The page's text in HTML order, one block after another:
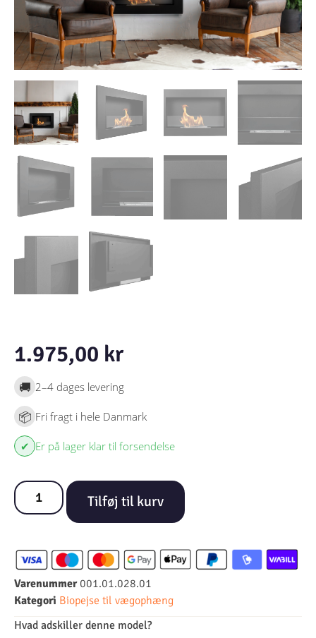
1.975,00 kr
🚚 2–4 dages levering
📦 Fri fragt i hele Danmark
✔ Er på lager klar til forsendelse
Tilføj til kurv
Varenummer 001.01.028.01
Kategori Biopejse til vægophæng
Hvad adskiller denne model?